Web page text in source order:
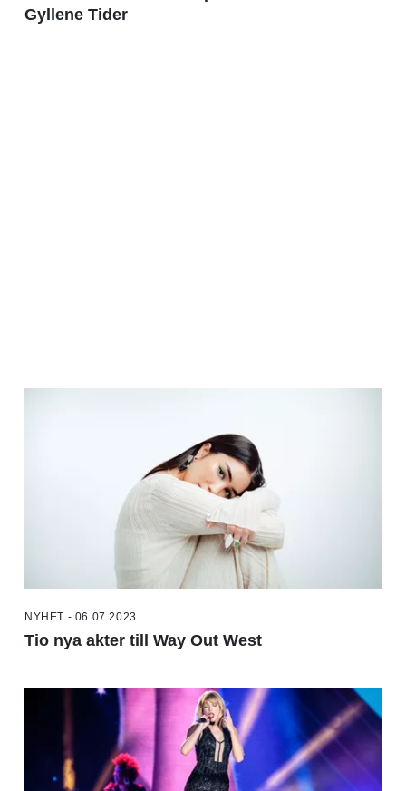
Gyllene Tider
NYHET - 06.07.2023
Tio nya akter till Way Out West